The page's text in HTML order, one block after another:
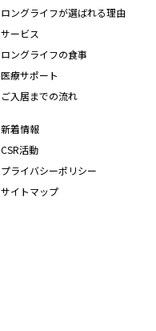
ロングライフが選ばれる理由
サービス
ロングライフの食事
医療サポート
ご入居までの流れ
新着情報
CSR活動
プライバシーポリシー
サイトマップ